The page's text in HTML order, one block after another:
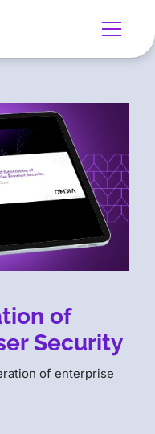
of
Security
of enterprise